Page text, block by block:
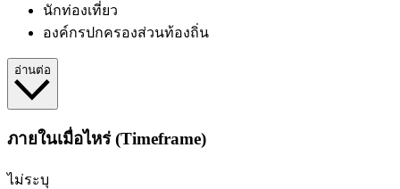
นักท่องเที่ยว
องค์กรปกครองส่วนท้องถิ่น
อ่านต่อ
ภายในเมื่อไหร่ (Timeframe)
ไม่ระบุ